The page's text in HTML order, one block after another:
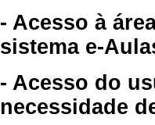
- Acesso à
sistema e-
- Acesso do
necessidade